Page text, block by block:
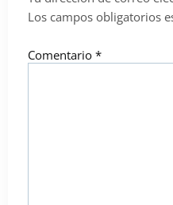
Los campos obligatorios
Comentario *